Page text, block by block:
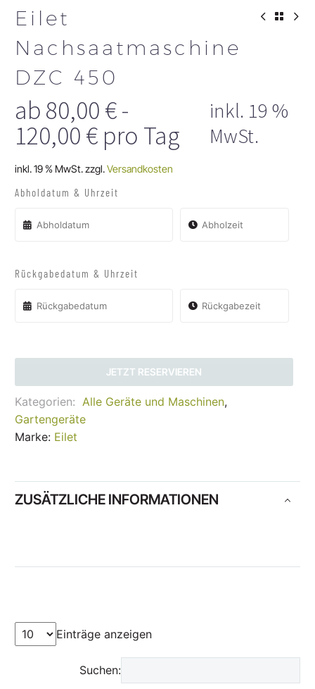
Eilet
Nachsaatmaschine
DZC 450
ab 80,00 €-
120,00 € pro Tag
inkl. 19 %
MwSt.
inkl. 19 % MwSt.zzgl.Versandkosten
Abholdatum & Uhrzeit
Rückgabedatum & Uhrzeit
JETZT RESERVIEREN
Kategorien: Alle Geräte und Maschinen,
Gartengeräte
Marke: Eilet
ZUSÄTZLICHE INFORMATIONEN
Einträge anzeigen
Suchen: